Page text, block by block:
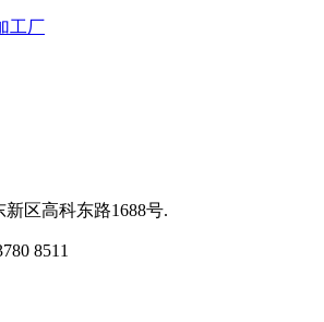
工厂
区高科东路1688号.
8511